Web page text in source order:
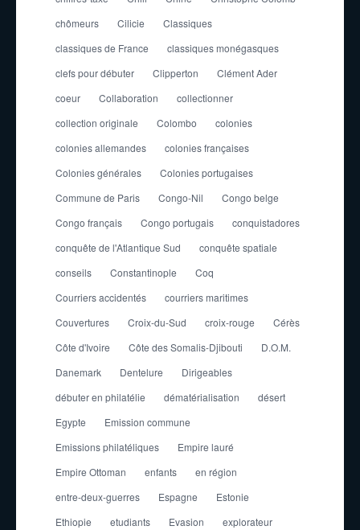
chômeurs
Cilicie
Classiques
classiques de France
classiques monégasques
clefs pour débuter
Clipperton
Clément Ader
coeur
Collaboration
collectionner
collection originale
Colombo
colonies
colonies allemandes
colonies françaises
Colonies générales
Colonies portugaises
Commune de Paris
Congo-Nil
Congo belge
Congo français
Congo portugais
conquistadores
conquête de l'Atlantique Sud
conquête spatiale
conseils
Constantinople
Coq
Courriers accidentés
courriers maritimes
Couvertures
Croix-du-Sud croix-rouge
Cérès
Côte d'Ivoire
Côte des Somalis-Djibouti
D.O.M.
Danemark
Dentelure
Dirigeables
débuter en philatélie
dématérialisation
désert
Egypte
Emission commune
Emissions philatéliques
Empire lauré
Empire Ottoman
enfants
en région
entre-deux-guerres
Espagne
Estonie
Ethiopie
etudiants Evasion
explorateur